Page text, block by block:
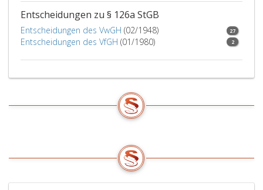
Entscheidungen zu § 126a StGB
Entscheidungen des VwGH (02/1948) 27
Entscheidungen des VfGH (01/1980) 2